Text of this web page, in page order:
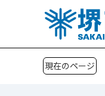
現在のページ